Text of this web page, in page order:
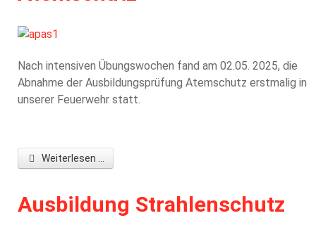
Nach intensiven Übungswochen fand am 02.05. 2025, die
Abnahme der Ausbildungsprüfung Atemschutz erstmalig in
unserer Feuerwehr statt.
Weiterlesen ...
Ausbildung Strahlenschutz